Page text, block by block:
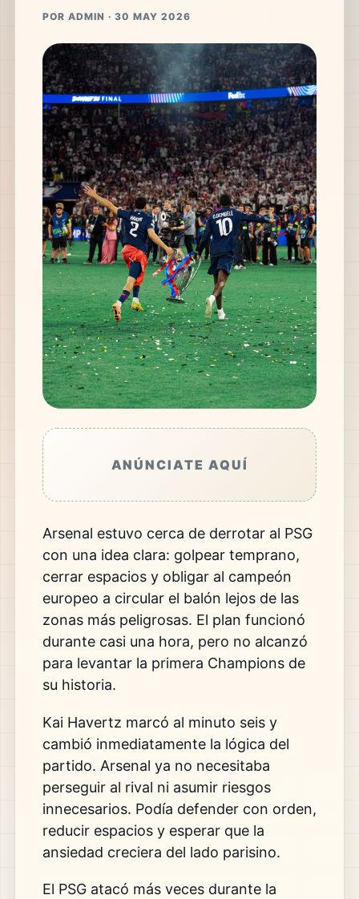
POR ADMIN · 30 MAY 2026
ANÚNCIATE AQUÍ
Arsenal estuvo cerca de derrotar al PSG
con una idea clara: golpear temprano,
cerrar espacios y obligar al campeón
europeo a circular el balón lejos de las
zonas más peligrosas. El plan funcionó
durante casi una hora, pero no alcanzó
para levantar la primera Champions de
su historia.
Kai Havertz marcó al minuto seis y
cambió inmediatamente la lógica del
partido. Arsenal ya no necesitaba
perseguir al rival ni asumir riesgos
innecesarios. Podía defender con orden,
reducir espacios y esperar que la
ansiedad creciera del lado parisino.
El PSG atacó más veces durante la